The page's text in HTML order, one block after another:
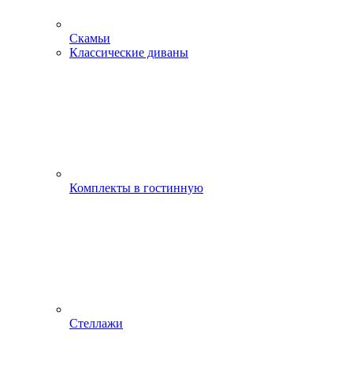
Скамьи
Классические диваны
Комплекты в гостинную
Стеллажи